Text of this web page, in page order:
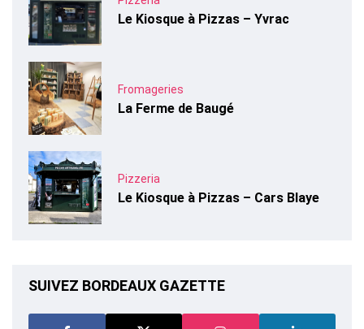
Le Kiosque à Pizzas – Yvrac
Fromageries
La Ferme de Baugé
Pizzeria
Le Kiosque à Pizzas – Cars Blaye
SUIVEZ BORDEAUX GAZETTE